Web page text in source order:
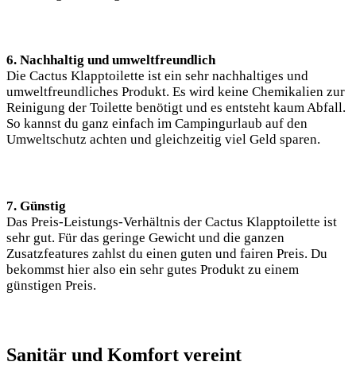
6. Nachhaltig und umweltfreundlich
Die Cactus Klapptoilette ist ein sehr nachhaltiges und
umweltfreundliches Produkt. Es wird keine Chemikalien zur
Reinigung der Toilette benötigt und es entsteht kaum Abfall.
So kannst du ganz einfach im Campingurlaub auf den
Umweltschutz achten und gleichzeitig viel Geld sparen.
7. Günstig
Das Preis-Leistungs-Verhältnis der Cactus Klapptoilette ist
sehr gut. Für das geringe Gewicht und die ganzen
Zusatzfeatures zahlst du einen guten und fairen Preis. Du
bekommst hier also ein sehr gutes Produkt zu einem
günstigen Preis.
Sanitär und Komfort vereint